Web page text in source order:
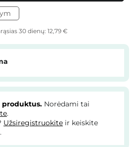
30 dienų: 12,79 €
produktus. Norėdami tai
.
Užsiregistruokite ir keiskite